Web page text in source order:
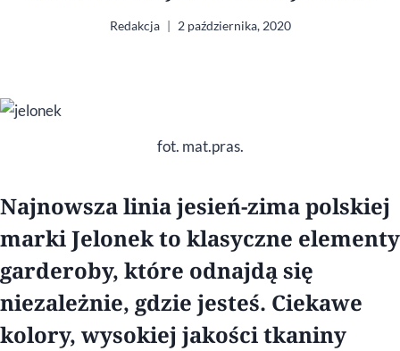
Redakcja 2 października, 2020
fot. mat.pras.
Najnowsza linia jesień-zima polskiej
marki Jelonek to klasyczne elementy
garderoby, które odnajdą się
niezależnie, gdzie jesteś. Ciekawe
kolory, wysokiej jakości tkaniny